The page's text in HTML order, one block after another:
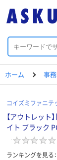
ホーム 事
コイズミファニテ
【アウトレット
イト ブラック
ランキングを見る：